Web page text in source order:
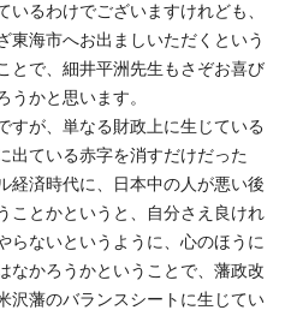
るわけでございますけれども、
東海市へお出ましいただくという
とで、細井平洲先生もさぞお喜び
うかと思います。
すが、単なる財政上に生じている
出ている赤字を消すだけだった
経済時代に、日本中の人が悪い後
ことかというと、自分さえ良けれ
らないというように、心のほうに
なかろうかということで、藩政改
沢藩のバランスシートに生じてい